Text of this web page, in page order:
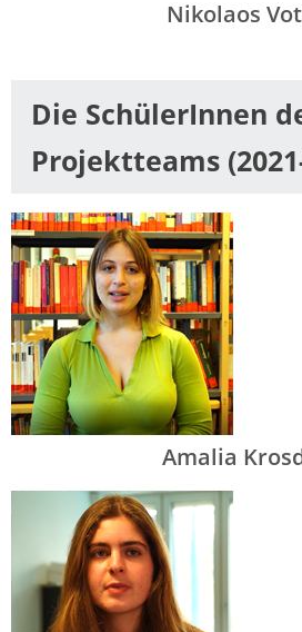
Nikolaos
Die SchülerInnen
Projektteams
Amalia